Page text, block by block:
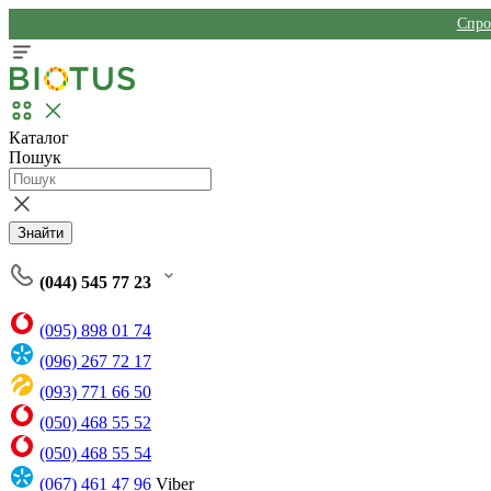
Каталог
Пошук
Знайти
(044) 545 77 23
(095) 898 01 74
(096) 267 72 17
(093) 771 66 50
(050) 468 55 52
(050) 468 55 54
(067) 461 47 96 Viber